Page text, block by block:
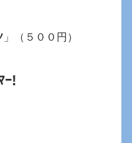
」（５００円）
ｰ!